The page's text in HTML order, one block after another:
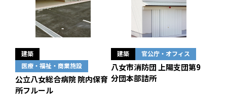
建築
医療・福祉・商業施設
公立八女総合病院 院内保育
所フルール
建築 官公庁・オフィス
八女市消防団 上陽支団第9
分団本部詰所